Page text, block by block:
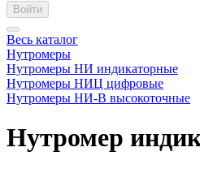
Войти
Весь каталог
Нутромеры
Нутромеры НИ индикаторные
Нутромеры НИЦ цифровые
Нутромеры НИ-В высокоточные
Нутромер